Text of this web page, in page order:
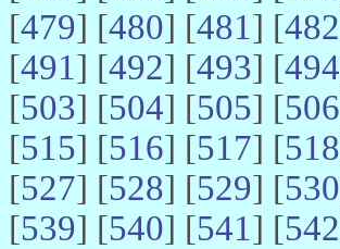
[479] [480] [481] [482
[491] [492] [493] [494
[503] [504] [505] [506
[515] [516] [517] [518
[527] [528] [529] [530
[539] [540] [541] [542